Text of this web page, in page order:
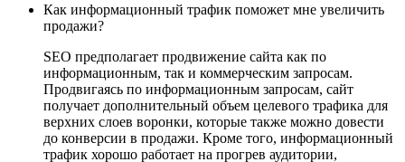
Как информационный трафик поможет мне увеличить
продажи?
SEO предполагает продвижение сайта как по
информационным, так и коммерческим запросам.
Продвигаясь по информационным запросам, сайт
получает дополнительный объем целевого трафика для
верхних слоев воронки, которые также можно довести
до конверсии в продажи. Кроме того, информационный
трафик хорошо работает на прогрев аудитории,